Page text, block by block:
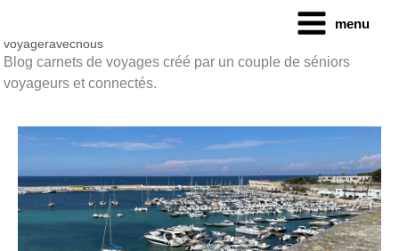
contenu
menu
voyageravecnous
Blog carnets de voyages créé par un couple de séniors
voyageurs et connectés.